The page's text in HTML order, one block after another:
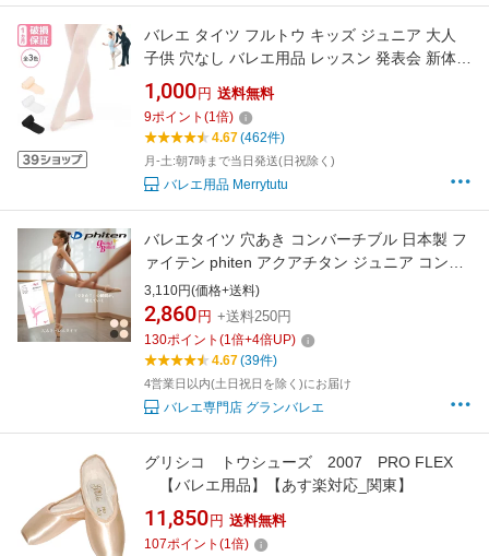
バレエ タイツ フルトウ キッズ ジュニア 大人
子供 穴なし バレエ用品 レッスン 発表会 新体操
ダンス ロイヤルピンク ヨーロピアンピンク ホ
ワイト ブラック 丈夫 伝線しにくい
1,000 円 送料無料
9ポイント (1倍)
4.67(462件)
月-土:朝7時まで当日発送(日祝除く)
バレエ用品 Merrytutu
バレエタイツ 穴あき コンバーチブル 日本製 フ
ァイテン phiten アクアチタン ジュニア コンク
ール レッスン 発表会 舞台 バレエ タイツ S M L
ブラック ピンク ベージュ g0001
3,110円(価格+送料)
2,860 円 +送料250円
130ポイント (1倍+4倍UP)
4.67(39件)
4営業日以内(土日祝日を除く)にお届け
バレエ専門店 グランバレエ
グリシコ トウシューズ 2007 PRO FLEX
【バレエ用品】【あす楽対応_関東】
11,850 円 送料無料
107ポイント (1倍)